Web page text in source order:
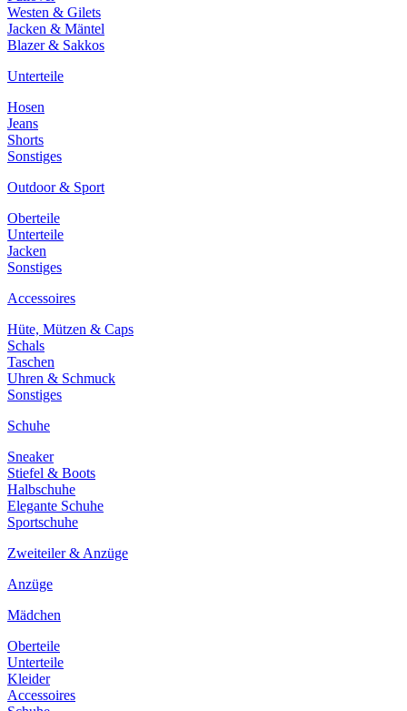
Westen & Gilets
Jacken & Mäntel
Blazer & Sakkos
Unterteile
Hosen
Jeans
Shorts
Sonstiges
Outdoor & Sport
Oberteile
Unterteile
Jacken
Sonstiges
Accessoires
Hüte, Mützen & Caps
Schals
Taschen
Uhren & Schmuck
Sonstiges
Schuhe
Sneaker
Stiefel & Boots
Halbschuhe
Elegante Schuhe
Sportschuhe
Zweiteiler & Anzüge
Anzüge
Mädchen
Oberteile
Unterteile
Kleider
Accessoires